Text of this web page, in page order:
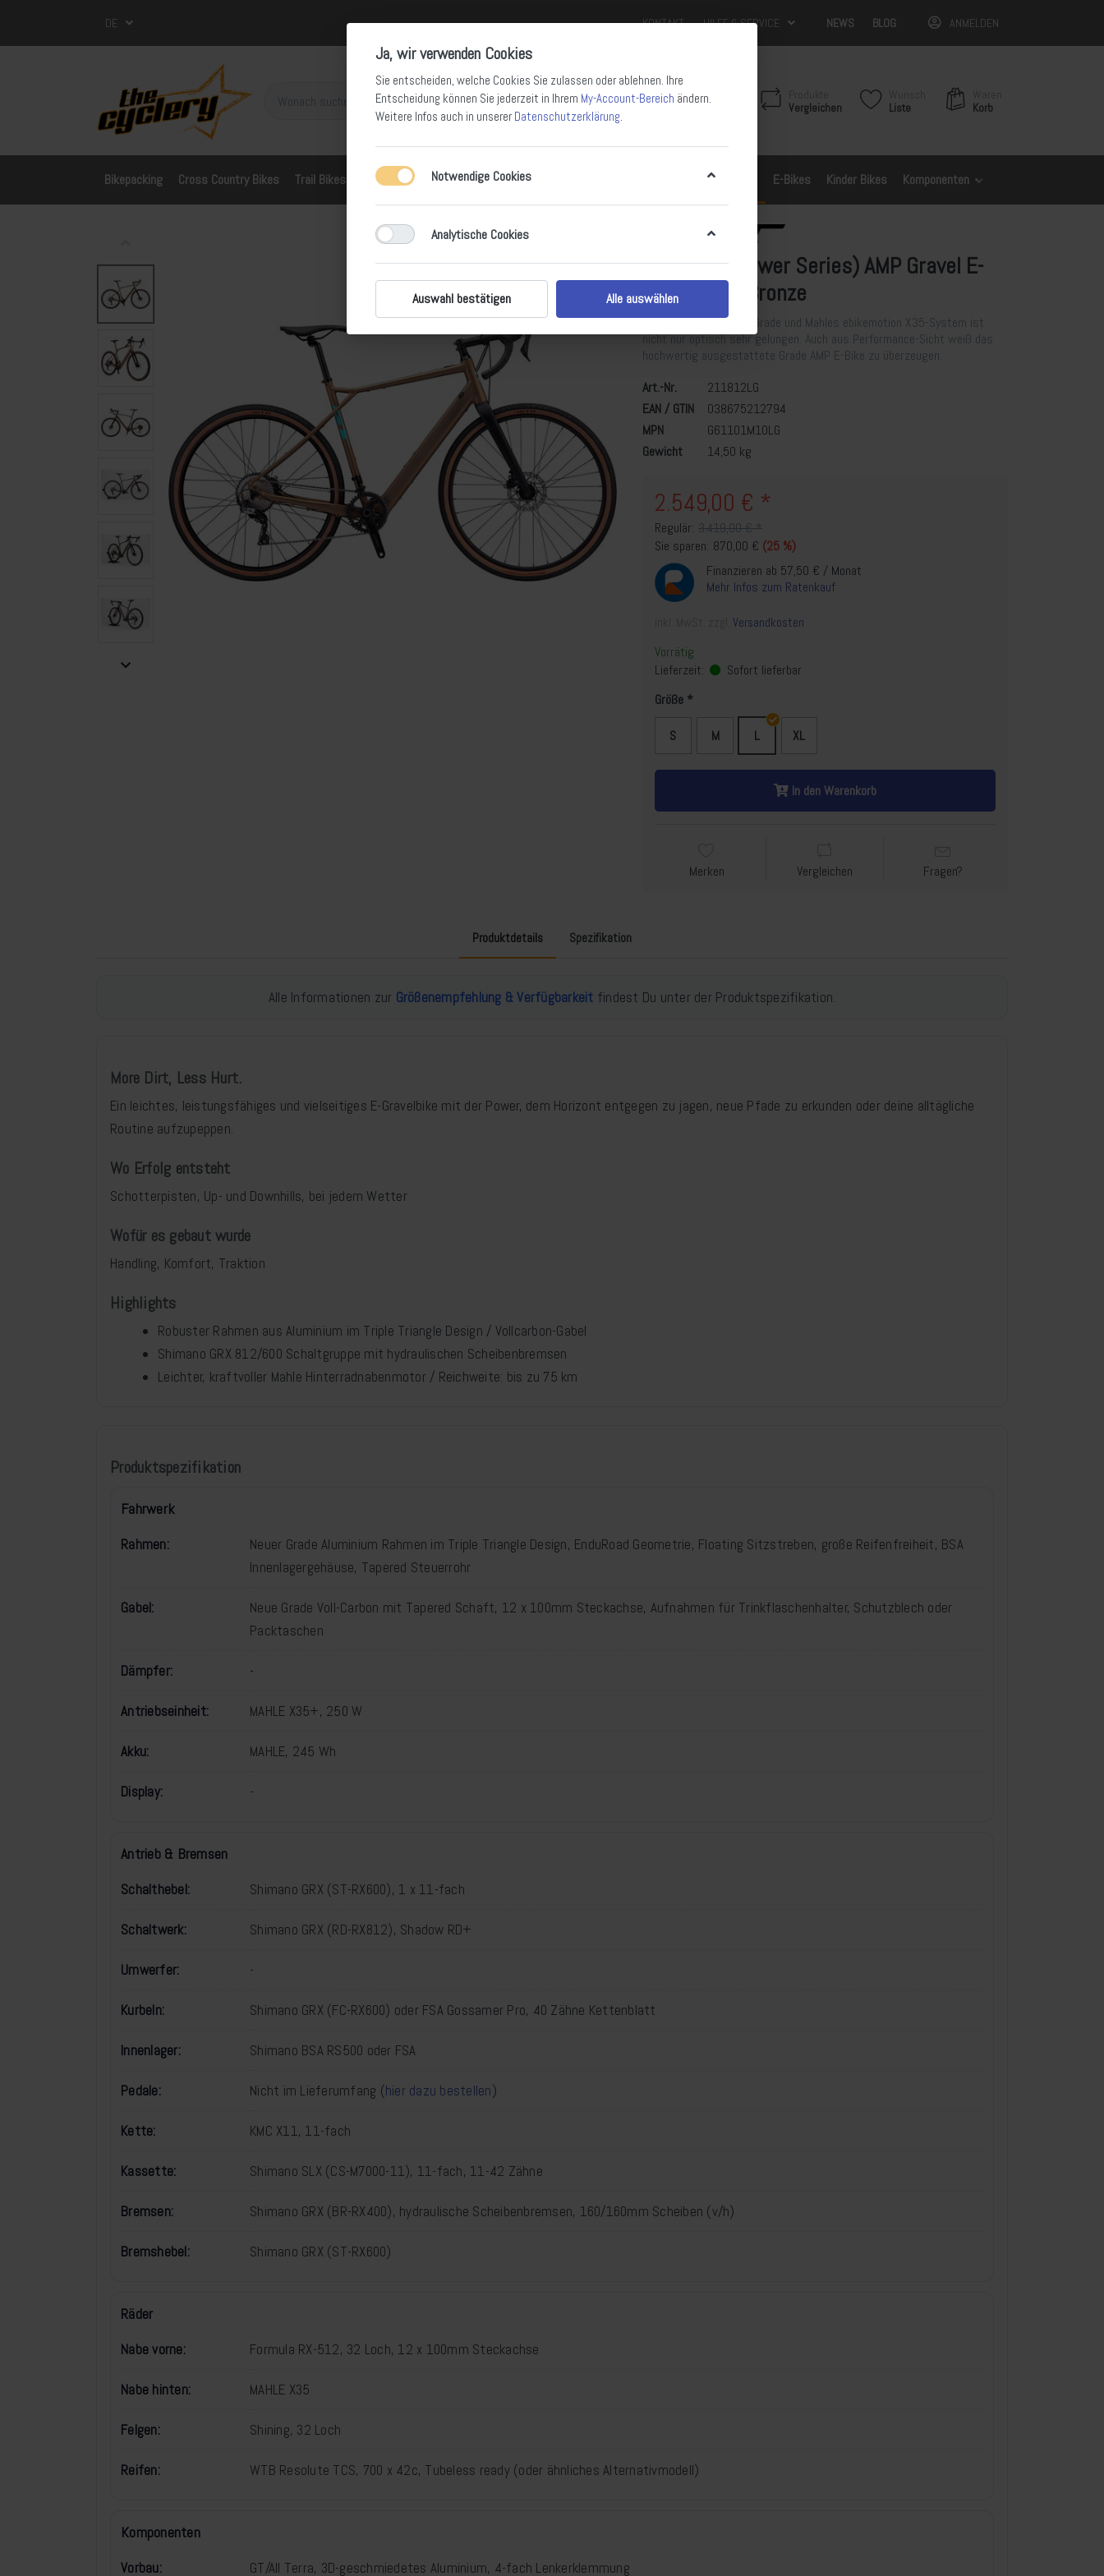
DE KONTAKT HILFE & SERVICE NEWS BLOG ANMELDEN
Vergleichen
Liste
Korb
Bikepacking Cross Country Bikes Trail Bikes All Mountain Bikes Enduro Bikes Gravel Bikes E-Bikes Kinder Bikes Komponenten
GT Grade (Power Series) AMP Gravel E-
Bike - Satin Bronze
Die Kreuzung aus GTs Grade und Mahles ebikemotion X35-System ist
nicht nur optisch sehr gelungen. Auch aus Performance-Sicht weiß das
hochwertig ausgestattete Grade AMP E-Bike zu überzeugen.
Art.-Nr.
211812LG
EAN / GTIN
038675212794
MPN
G61101M10LG
Gewicht
14,50 kg
2.549,00 € *
Regulär: 3.419,00 € *
Sie sparen: 870,00 € (25 %)
Finanzieren ab 57,50 € / Monat
Mehr Infos zum Ratenkauf
Versandkosten
Vorrätig
Lieferzeit:
Sofort lieferbar
Größe
S M L XL
In den Warenkorb
Merken Vergleichen Fragen?
Produktdetails Spezifikation
Alle Informationen zur Größenempfehlung & Verfügbarkeit findest Du unter der Produktspezifikation.
More Dirt, Less Hurt.
Ein leichtes, leistungsfähiges und vielseitiges E-Gravelbike mit der Power, dem Horizont entgegen zu jagen, neue Pfade zu erkunden oder deine alltägliche
Routine aufzupeppen.
Wo Erfolg entsteht
Schotterpisten, Up- und Downhills, bei jedem Wetter
Wofür es gebaut wurde
Handling, Komfort, Traktion
Highlights
Robuster Rahmen aus Aluminium im Triple Triangle Design / Vollcarbon-Gabel
Shimano GRX 812/600 Schaltgruppe mit hydraulischen Scheibenbremsen
Leichter, kraftvoller Mahle Hinterradnabenmotor / Reichweite: bis zu 75 km
Produktspezifikation
Fahrwerk
Rahmen:
Neuer Grade Aluminium Rahmen im Triple Triangle Design, EnduRoad Geometrie, Floating Sitzstreben, große Reifenfreiheit, BSA
Innenlagergehäuse, Tapered Steuerrohr
Gabel:
Neue Grade Voll-Carbon mit Tapered Schaft, 12 x 100mm Steckachse, Aufnahmen für Trinkflaschenhalter, Schutzblech oder
Packtaschen
Dämpfer: -
Antriebseinheit: MAHLE X35+, 250 W
Akku: MAHLE, 245 Wh
Display: -
Antrieb & Bremsen
Schalthebel: Shimano GRX (ST-RX600), 1 x 11-fach
Schaltwerk: Shimano GRX (RD-RX812), Shadow RD+
Umwerfer: -
Kurbeln: Shimano GRX (FC-RX600) oder FSA Gossamer Pro, 40 Zähne Kettenblatt
Innenlager: Shimano BSA RS500 oder FSA
Pedale: Nicht im Lieferumfang (hier dazu bestellen)
Kette: KMC X11, 11-fach
Kassette: Shimano SLX (CS-M7000-11), 11-fach, 11-42 Zähne
Bremsen: Shimano GRX (BR-RX400), hydraulische Scheibenbremsen, 160/160mm Scheiben (v/h)
Bremshebel: Shimano GRX (ST-RX600)
Räder
Nabe vorne: Formula RX-512, 32 Loch, 12 x 100mm Steckachse
Nabe hinten: MAHLE X35
Felgen: Shining, 32 Loch
Reifen: WTB Resolute TCS, 700 x 42c, Tubeless ready (oder ähnliches Alternativmodell)
Komponenten
Vorbau: GT/All Terra, 3D-geschmiedetes Aluminium, 4-fach Lenkerklemmung
Ja, wir verwenden Cookies
Sie entscheiden, welche Cookies Sie zulassen oder ablehnen. Ihre
Entscheidung können Sie jederzeit in Ihrem My-Account-Bereich ändern.
Weitere Infos auch in unserer Datenschutzerklärung.
Notwendige Cookies
Analytische Cookies
Auswahl bestätigen Alle auswählen